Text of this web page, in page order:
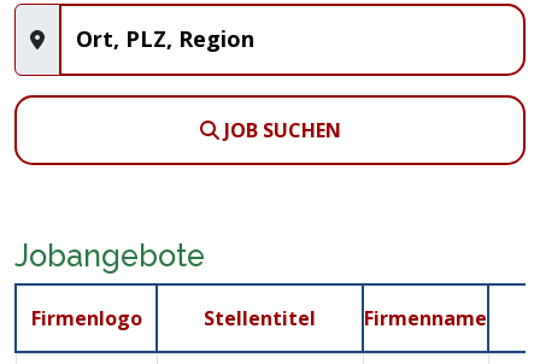
JOB SUCHEN
Jobangebote
Firmenlogo Stellentitel Firmenname